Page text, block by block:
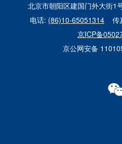
北京市朝阳区建国门外大街1
电话: (86)10-65051314 传
京ICP备
京公网安备